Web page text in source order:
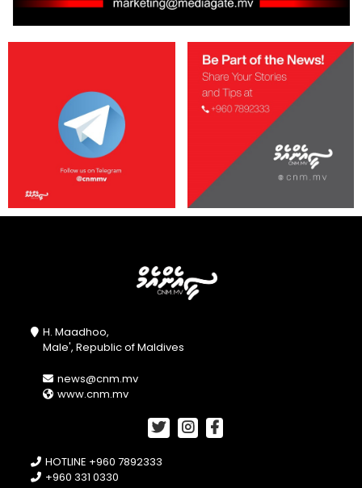
H. Maadhoo,
Male', Republic of Maldives
news@cnm.mv
www.cnm.mv
HOTLINE +960 7892333
+960 331 0330